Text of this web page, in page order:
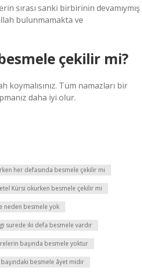
sırası sanki birbirinin devamıymış
bulunmamakta ve
çekilir mi?
Tüm namazları bir
daha iyi olur.
her defasında besmele çekilir mi
Kürsi okurken besmele çekilir mi
neden besmele yok
surede iki defa besmele vardır
başında besmele yoktur
besmele âyet midir